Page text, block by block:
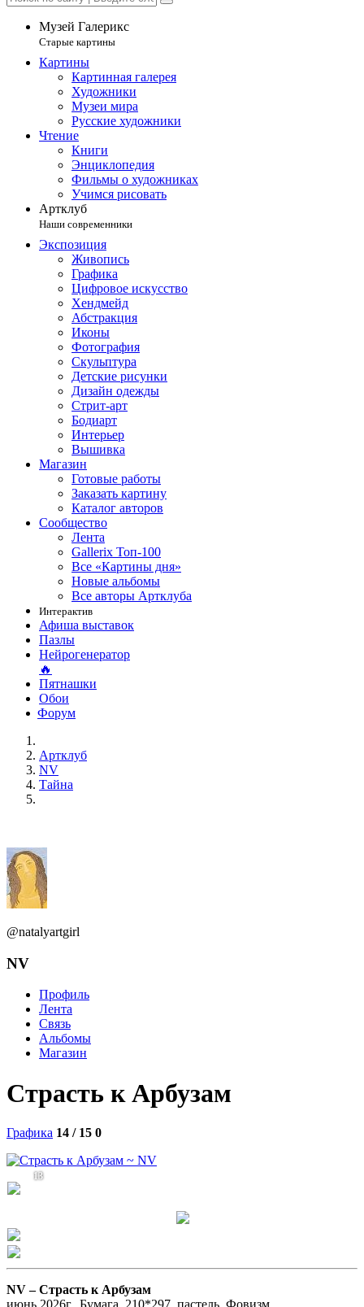
Музей Галерикс
Старые картины
Картины
Картинная галерея
Художники
Музеи мира
Русские художники
Чтение
Книги
Энциклопедия
Фильмы о художниках
Учимся рисовать
Артклуб
Наши современники
Экспозиция
Живопись
Графика
Цифровое искусство
Хендмейд
Абстракция
Иконы
Фотография
Скульптура
Детские рисунки
Дизайн одежды
Стрит-арт
Бодиарт
Интерьер
Вышивка
Магазин
Готовые работы
Заказать картину
Каталог авторов
Сообщество
Лента
Gallerix Топ-100
Все «Картины дня»
Новые альбомы
Все авторы Артклуба
Интерактив
Афиша выставок
Пазлы
Нейрогенератор
🔥
Пятнашки
Обои
Форум
Артклуб
NV
Тайна
@natalyartgirl
NV
Профиль
Лента
Связь
Альбомы
Магазин
Страсть к Арбузам
Графика 14 / 15 0
13
NV –Страсть к Арбузам